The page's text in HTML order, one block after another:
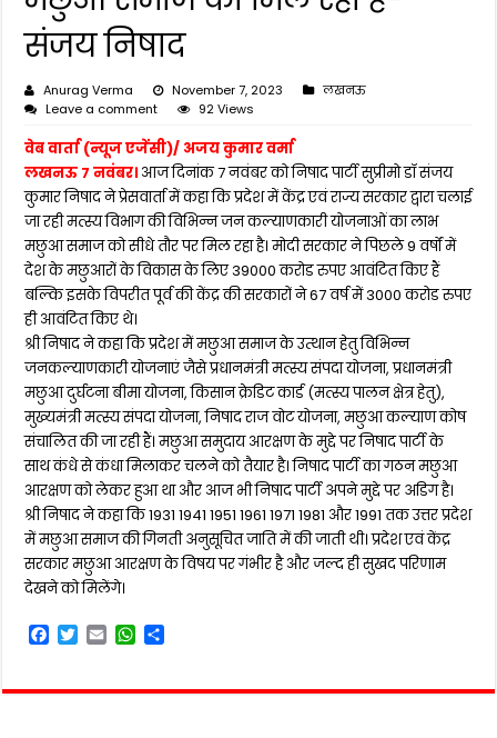
संजय निषाद
Anurag Verma November 7, 2023
लखनऊ
Leave a comment
92 Views
वेब वार्ता (न्यूज एजेंसी)/ अजय कुमार वर्मा
लखनऊ 7 नवंबर। आज दिनांक 7 नवंबर को निषाद पार्टी सुप्रीमो डॉ संजय
कुमार निषाद ने प्रेसवार्ता में कहा कि प्रदेश में केंद्र एवं राज्य सरकार द्वारा चलाई
जा रही मत्स्य विभाग की विभिन्न जन कल्याणकारी योजनाओं का लाभ
मछुआ समाज को सीधे तौर पर मिल रहा है। मोदी सरकार ने पिछले 9 वर्षों में
देश के मछुआरों के विकास के लिए 39000 करोड रुपए आवंटित किए हैं
बल्कि इसके विपरीत पूर्व की केंद्र की सरकारों ने 67 वर्ष में 3000 करोड रुपए
ही आवंटित किए थे।
श्री निषाद ने कहा कि प्रदेश में मछुआ समाज के उत्थान हेतु विभिन्न
जनकल्याणकारी योजनाएं जैसे प्रधानमंत्री मत्स्य संपदा योजना, प्रधानमंत्री
मछुआ दुर्घटना बीमा योजना, किसान क्रेडिट कार्ड (मत्स्य पालन क्षेत्र हेतु),
मुख्यमंत्री मत्स्य संपदा योजना, निषाद राज वोट योजना, मछुआ कल्याण कोष
संचालित की जा रही हैं। मछुआ समुदाय आरक्षण के मुद्दे पर निषाद पार्टी के
साथ कंधे से कंधा मिलाकर चलने को तैयार है। निषाद पार्टी का गठन मछुआ
आरक्षण को लेकर हुआ था और आज भी निषाद पार्टी अपने मुद्दे पर अडिग है।
श्री निषाद ने कहा कि 1931 1941 1951 1961 1971 1981 और 1991 तक उत्तर प्रदेश
में मछुआ समाज की गिनती अनुसूचित जाति में की जाती थी। प्रदेश एवं केंद्र
सरकार मछुआ आरक्षण के विषय पर गंभीर है और जल्द ही सुखद परिणाम
देखने को मिलेंगे।
F
e
T
t
E
i
W
t r